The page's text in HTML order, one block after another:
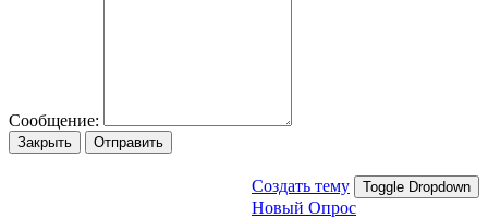
Сообщение:
Закрыть Отправить
Создать тему Toggle Dropdown
Новый Опрос